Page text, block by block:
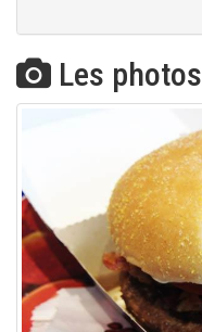
Les photos